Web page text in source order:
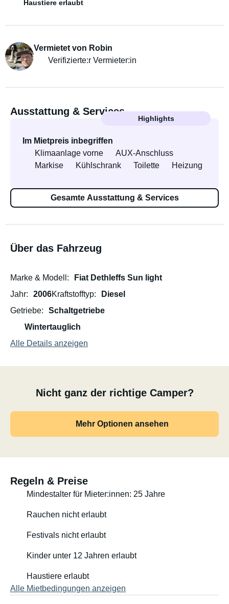
Haustiere erlaubt
Vermietet von Robin
Verifizierte:r Vermieter:in
Ausstattung & Services
Highlights
Im Mietpreis inbegriffen
Klimaanlage vorne
AUX-Anschluss
Markise
Kühlschrank Toilette Heizung
Gesamte Ausstattung & Services
Über das Fahrzeug
Marke & Modell
Fiat Dethleffs Sun light
Jahr
2006Kraftstofftyp
Diesel
Getriebe
Schaltgetriebe
Wintertauglich
Alle Details anzeigen
Nicht ganz der richtige Camper?
Mehr Optionen ansehen
Regeln & Preise
Mindestalter für Mieter:innen: 25 Jahre
Rauchen nicht erlaubt
Festivals nicht erlaubt
Kinder unter 12 Jahren erlaubt
Haustiere erlaubt
Alle Mietbedingungen anzeigen